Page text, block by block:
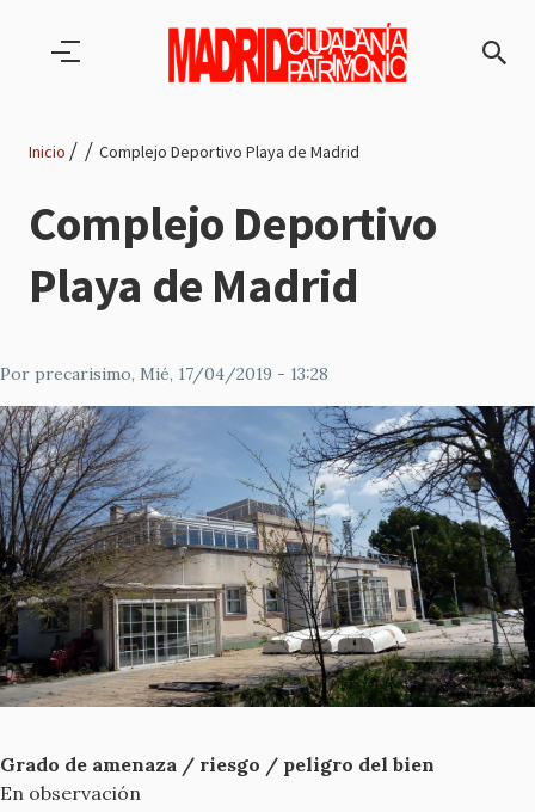
Ruta
de
navegación
Inicio Complejo Deportivo Playa de Madrid
Complejo Deportivo
Playa de Madrid
Por precarisimo, Mié, 17/04/2019 - 13:28
Grado de amenaza / riesgo / peligro del bien
En observación